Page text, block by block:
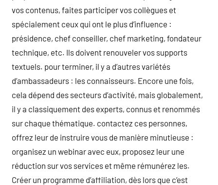
vos contenus, faites participer vos collègues et
spécialement ceux qui ont le plus d’influence :
présidence, chef conseiller, chef marketing, fondateur
technique, etc. Ils doivent renouveler vos supports
textuels. pour terminer, il y a d’autres variétés
d’ambassadeurs : les connaisseurs. Encore une fois,
cela dépend des secteurs d’activité, mais globalement,
il y a classiquement des experts, connus et renommés
sur chaque thématique. contactez ces personnes,
offrez leur de instruire vous de manière minutieuse :
organisez un webinar avec eux, proposez leur une
réduction sur vos services et même rémunérez les.
Créer un programme d’affiliation, dès lors que c’est